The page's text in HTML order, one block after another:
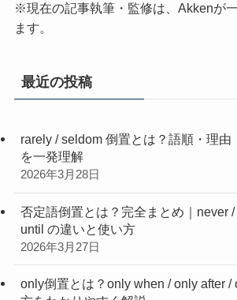
※現在の記事執筆・監修は、Akkenが
ます。
最近の投稿
rarely / seldom 倒置とは？語順・理由
を一発理解
2026年3月28日
否定語倒置とは？完全まとめ｜never
until の違いと使い方
2026年3月27日
only倒置とは？only when / only after /